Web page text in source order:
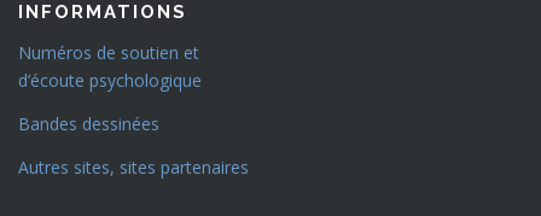
INFORMATIONS
Numéros de soutien et
d’écoute psychologique
Bandes dessinées
Autres sites, sites partenaires